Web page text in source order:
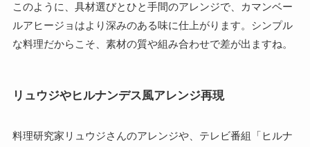
このように、具材選びとひと手間のアレンジで、カマンベー
ルアヒージョはより深みのある味に仕上がります。シンプル
な料理だからこそ、素材の質や組み合わせで差が出ますね。
リュウジやヒルナンデス風アレンジ再現
料理研究家リュウジさんのアレンジや、テレビ番組「ヒルナ